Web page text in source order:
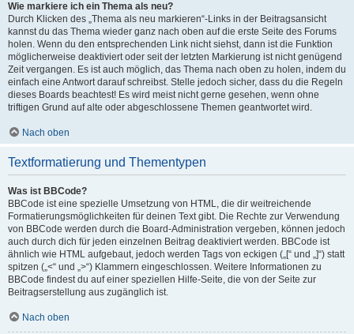
Wie markiere ich ein Thema als neu?
Durch Klicken des „Thema als neu markieren“-Links in der Beitragsansicht
kannst du das Thema wieder ganz nach oben auf die erste Seite des Forums
holen. Wenn du den entsprechenden Link nicht siehst, dann ist die Funktion
möglicherweise deaktiviert oder seit der letzten Markierung ist nicht genügend
Zeit vergangen. Es ist auch möglich, das Thema nach oben zu holen, indem du
einfach eine Antwort darauf schreibst. Stelle jedoch sicher, dass du die Regeln
dieses Boards beachtest! Es wird meist nicht gerne gesehen, wenn ohne
triftigen Grund auf alte oder abgeschlossene Themen geantwortet wird.
Nach oben
Textformatierung und Thementypen
Was ist BBCode?
BBCode ist eine spezielle Umsetzung von HTML, die dir weitreichende
Formatierungsmöglichkeiten für deinen Text gibt. Die Rechte zur Verwendung
von BBCode werden durch die Board-Administration vergeben, können jedoch
auch durch dich für jeden einzelnen Beitrag deaktiviert werden. BBCode ist
ähnlich wie HTML aufgebaut, jedoch werden Tags von eckigen („[“ und „]“) statt
spitzen („<“ und „>“) Klammern eingeschlossen. Weitere Informationen zu
BBCode findest du auf einer speziellen Hilfe-Seite, die von der Seite zur
Beitragserstellung aus zugänglich ist.
Nach oben